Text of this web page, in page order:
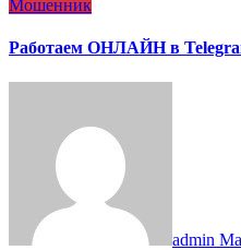
Мошенник
Работаем ОНЛАЙН в
admin